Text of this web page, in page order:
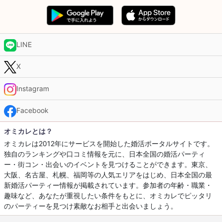
LINE
X
Instagram
Facebook
オミカレとは？
オミカレは2012年にサービスを開始した婚活ポータルサイトです。
独自のランキングや口コミ情報を元に、日本全国の婚活パーティ
ー・街コン・出会いのイベントを見つけることができます。東京、
大阪、名古屋、札幌、福岡等の人気エリアをはじめ、日本全国の最
新婚活パーティー情報が掲載されています。参加者の年齢・職業・
趣味など、あなたが重視したい条件をもとに、オミカレでピッタリ
のパーティーを見つけ素敵なお相手と出会いましょう。